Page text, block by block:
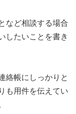
など相談する場合
したいことを書き
絡帳にしっかりと
も用件を伝えてい